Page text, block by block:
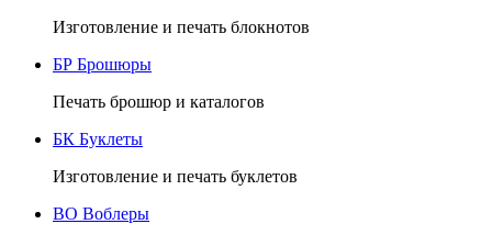
Изготовление и печать блокнотов
БР Брошюры
Печать брошюр и каталогов
БК Буклеты
Изготовление и печать буклетов
ВО Воблеры